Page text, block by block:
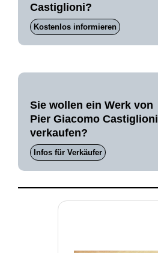
Castiglioni?
Kostenlos informieren
Sie wollen ein Werk von
Pier Giacomo Castiglioni
verkaufen?
Infos für Verkäufer